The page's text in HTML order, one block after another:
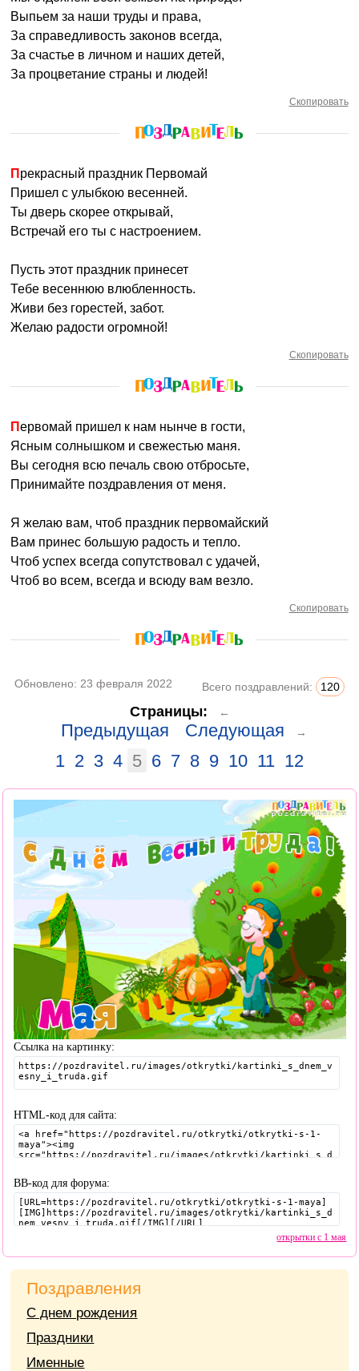
Выпьем за наши труды и права,
За справедливость законов всегда,
За счастье в личном и наших детей,
За процветание страны и людей!
Скопировать
Прекрасный праздник Первомай
Пришел с улыбкою весенней.
Ты дверь скорее открывай,
Встречай его ты с настроением.
Пусть этот праздник принесет
Тебе весеннюю влюбленность.
Живи без горестей, забот.
Желаю радости огромной!
Скопировать
Первомай пришел к нам нынче в гости,
Ясным солнышком и свежестью маня.
Вы сегодня всю печаль свою отбросьте,
Принимайте поздравления от меня.
Я желаю вам, чтоб праздник первомайский
Вам принес большую радость и тепло.
Чтоб успех всегда сопутствовал с удачей,
Чтоб во всем, всегда и всюду вам везло.
Скопировать
Обновлено: 23 февраля 2022 Всего поздравлений: 120
Страницы: ←
Предыдущая Следующая →
1 2 3 4 5 6 7 8 9 10 11 12
Ссылка на картинку:
HTML-код для сайта:
BB-код для форума:
открытки с 1 мая
Поздравления
С днем рождения
Праздники
Именные